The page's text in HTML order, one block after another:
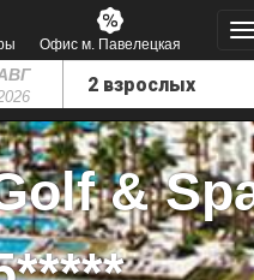
Офис м. Павелецкая
&